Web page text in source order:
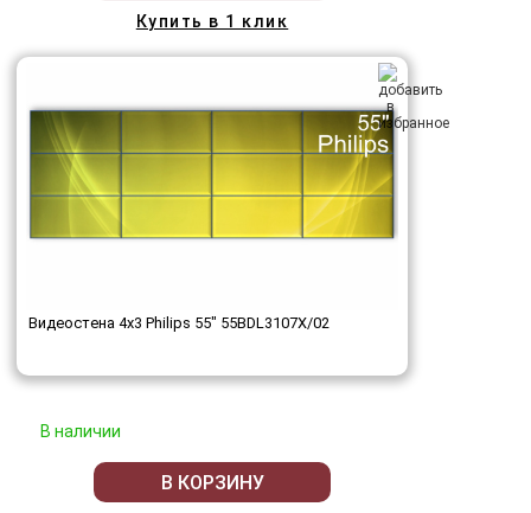
Купить в 1 клик
Видеостена 4x3 Philips 55" 55BDL3107X/02
В наличии
В КОРЗИНУ